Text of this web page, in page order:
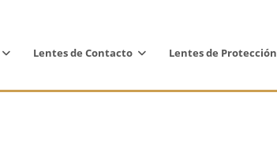
Lentes de Contacto Lentes de Protección